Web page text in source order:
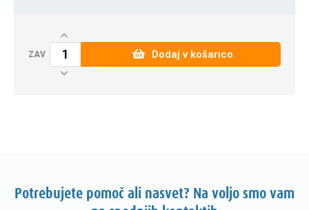
ZAV Dodaj v košarico
Potrebujete pomoč ali nasvet? Na voljo smo vam